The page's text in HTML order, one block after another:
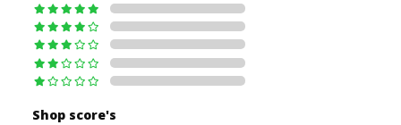
Shop score's